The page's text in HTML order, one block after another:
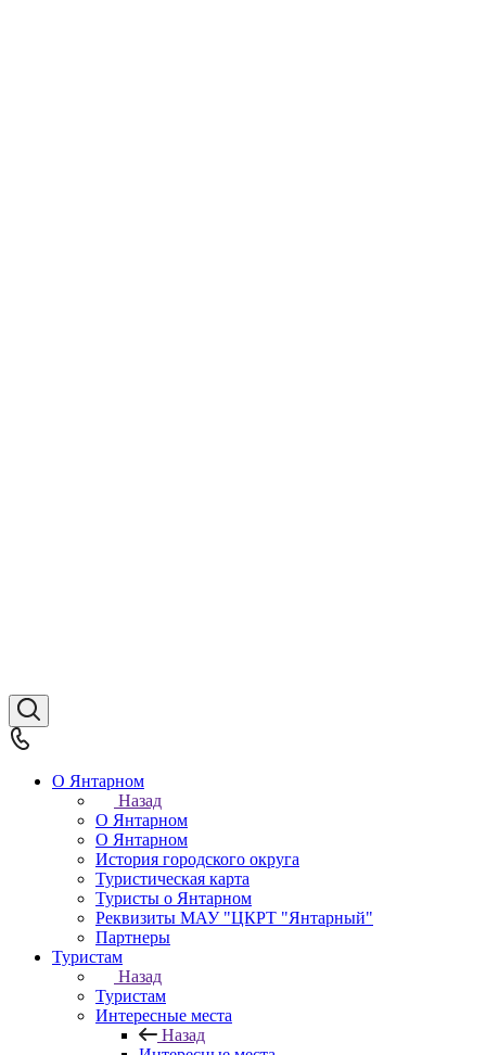
О Янтарном
Назад
О Янтарном
О Янтарном
История городского округа
Туристическая карта
Туристы о Янтарном
Реквизиты МАУ "ЦКРТ "Янтарный"
Партнеры
Туристам
Назад
Туристам
Интересные места
Назад